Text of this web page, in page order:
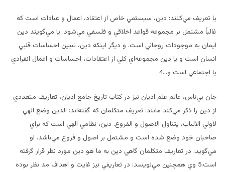
يا تعريف مي‌كنند: دين، سيستمي خاص از اعتقاد، اعمال و عبادات است كه
غالباً مشتمل بر مجموعه قواعد اخلاقي و فلسفي مي‌شود. يا مي‌گويند دين
ايمان به موجودات روحاني است. و ديگر اينكه دين، تبيين احساسات قلبي
انسان است و يا دين مجموعه‌اي كلي از اعتقادات، احساسات و اعمال انفرادي
يا اجتماعي است و…4
جان بي‌ناس، عالم علم اديان نيز در كتاب تاريخ جامع اديان، تعاريف متعددي
از دين را ذكر مي‌كند مانند: تعريف متكلمان كه گفته‌اند: الدين وضع الهي
لاولي الالباب، يتناول الاصول و الفروع. دين، نظامي الهي است كه براي
صاحبان خود وضع شده است و مشتمل بر اصول و فروع مي‌باشد. او
مي‌گويد: در تعاريف متكلمان گاهي دين به ما هو دين مورد نظر قرار گرفته
است.5 وي همچنين مي‌نويسد: در تعاريفي نيز غايت و اهداف مد نظر بوده